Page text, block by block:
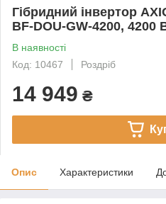
Гібридний інвертор
BF-DOU-GW-4200, 4200
В наявності
Код: 10467
Роздріб
14 949 ₴
Опис Характеристики